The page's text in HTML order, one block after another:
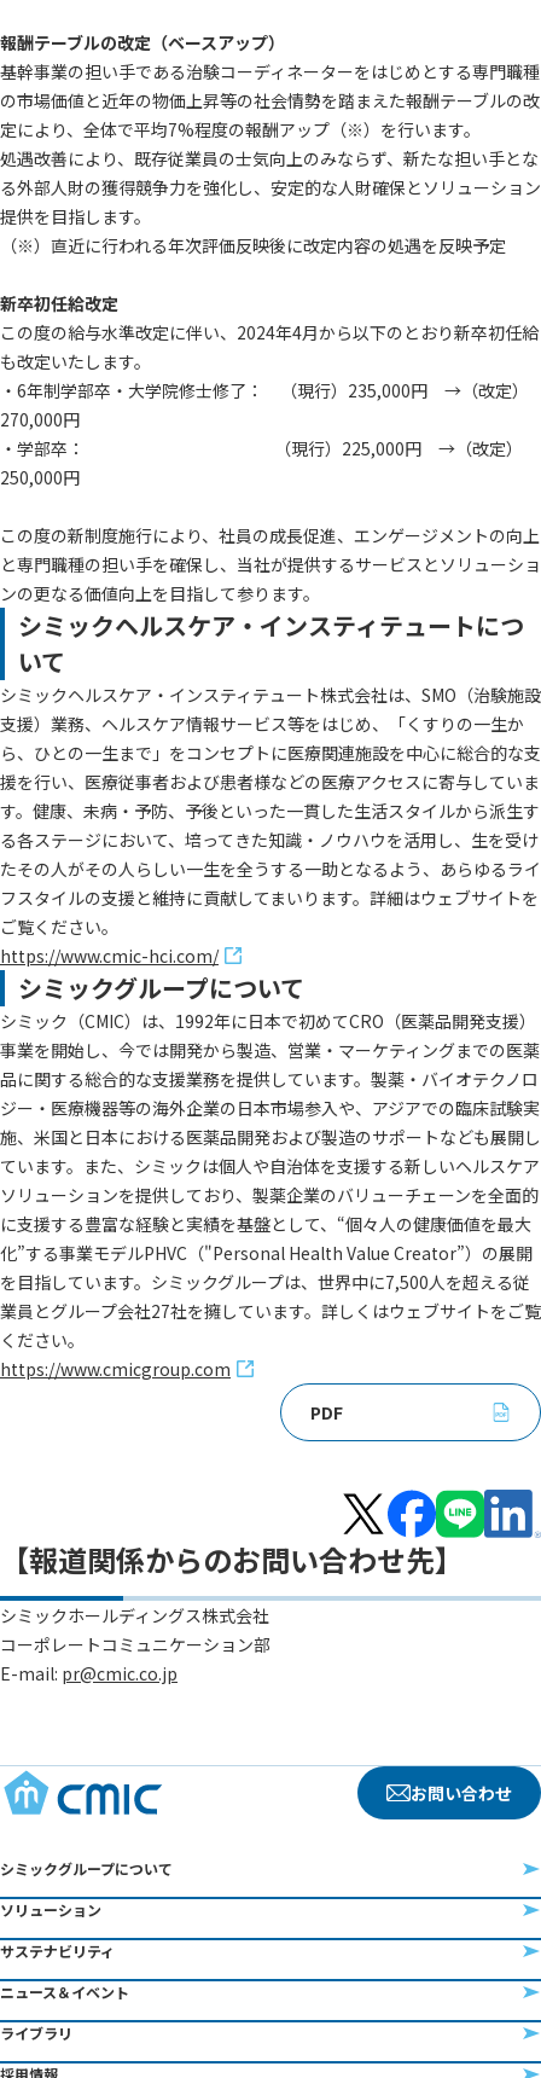
報酬テーブルの改定（ベースアップ）
基幹事業の担い手である治験コーディネーターをはじめとする専門職種
の市場価値と近年の物価上昇等の社会情勢を踏まえた報酬テーブルの改
定により、全体で平均7%程度の報酬アップ（※）を行います。
処遇改善により、既存従業員の士気向上のみならず、新たな担い手とな
る外部人財の獲得競争力を強化し、安定的な人財確保とソリューション
提供を目指します。
（※）直近に行われる年次評価反映後に改定内容の処遇を反映予定
新卒初任給改定
この度の給与水準改定に伴い、2024年4月から以下のとおり新卒初任給
も改定いたします。
・6年制学部卒・大学院修士修了： （現行）235,000円 →（改定）
270,000円
・学部卒： （現行）225,000円 →（改定）
250,000円
この度の新制度施行により、社員の成長促進、エンゲージメントの向上
と専門職種の担い手を確保し、当社が提供するサービスとソリューショ
ンの更なる価値向上を目指して参ります。
シミックヘルスケア・インスティテュートにつ
いて
シミックヘルスケア・インスティテュート株式会社は、SMO（治験施設
支援）業務、ヘルスケア情報サービス等をはじめ、「くすりの一生か
ら、ひとの一生まで」をコンセプトに医療関連施設を中心に総合的な支
援を行い、医療従事者および患者様などの医療アクセスに寄与していま
す。健康、未病・予防、予後といった一貫した生活スタイルから派生す
る各ステージにおいて、培ってきた知識・ノウハウを活用し、生を受け
たその人がその人らしい一生を全うする一助となるよう、あらゆるライ
フスタイルの支援と維持に貢献してまいります。詳細はウェブサイトを
ご覧ください。
https://www.cmic-hci.com/
シミックグループについて
シミック（CMIC）は、1992年に日本で初めてCRO（医薬品開発支援）
事業を開始し、今では開発から製造、営業・マーケティングまでの医薬
品に関する総合的な支援業務を提供しています。製薬・バイオテクノロ
ジー・医療機器等の海外企業の日本市場参入や、アジアでの臨床試験実
施、米国と日本における医薬品開発および製造のサポートなども展開し
ています。また、シミックは個人や自治体を支援する新しいヘルスケア
ソリューションを提供しており、製薬企業のバリューチェーンを全面的
に支援する豊富な経験と実績を基盤として、“個々人の健康価値を最大
化”する事業モデルPHVC（"Personal Health Value Creator”）の展開
を目指しています。シミックグループは、世界中に7,500人を超える従
業員とグループ会社27社を擁しています。詳しくはウェブサイトをご覧
ください。
https://www.cmicgroup.com
PDF
【報道関係からのお問い合わせ先】
シミックホールディングス株式会社
コーポレートコミュニケーション部
E-mail: pr@cmic.co.jp
お問い合わせ
シミックグループについて
ソリューション
サステナビリティ
ニュース＆イベント
ライブラリ
採用情報